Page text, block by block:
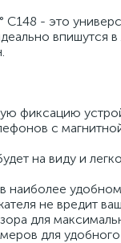
- это
впишутся
фиксацию
с
на виду и
не вредит
для
для